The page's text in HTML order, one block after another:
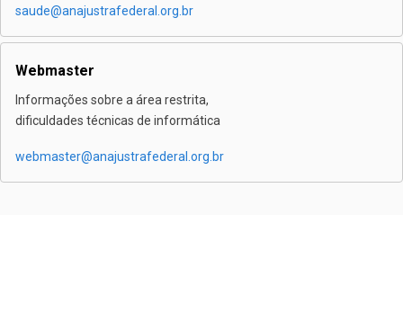
saude@anajustrafederal.org.br
Webmaster
Informações sobre a área restrita,
dificuldades técnicas de informática
webmaster@anajustrafederal.org.br